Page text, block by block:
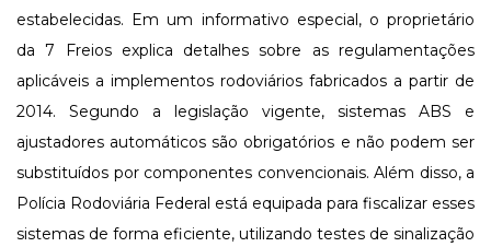
estabelecidas. Em um informativo especial, o proprietário
da 7 Freios explica detalhes sobre as regulamentações
aplicáveis a implementos rodoviários fabricados a partir de
2014. Segundo a legislação vigente, sistemas ABS e
ajustadores automáticos são obrigatórios e não podem ser
substituídos por componentes convencionais. Além disso, a
Polícia Rodoviária Federal está equipada para fiscalizar esses
sistemas de forma eficiente, utilizando testes de sinalização